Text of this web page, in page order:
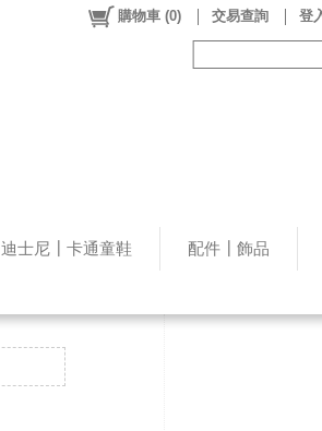
迪士尼┃卡通童鞋 配件┃飾品
購物車 (0) 交易查詢 登